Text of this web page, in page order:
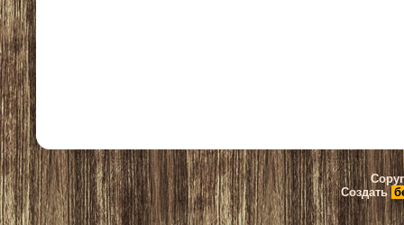
Создать